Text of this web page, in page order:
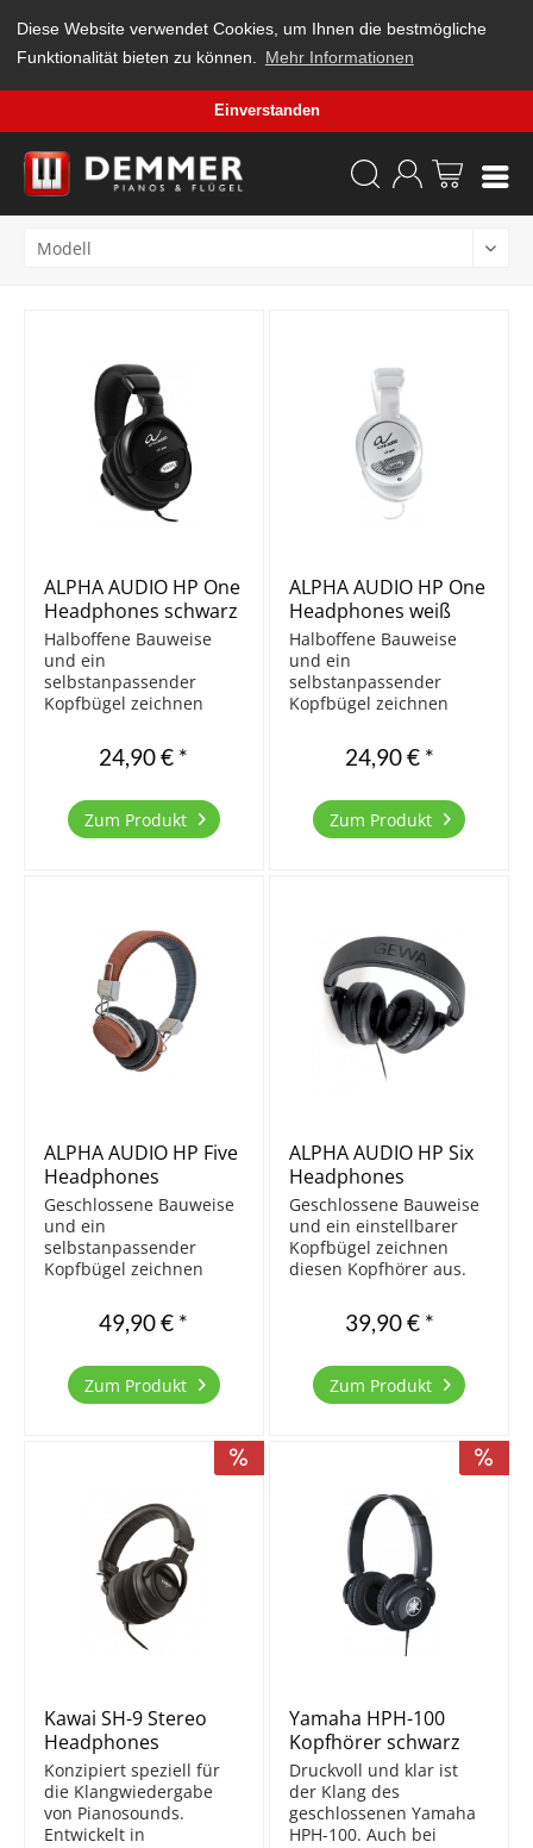
Diese Website verwendet Cookies, um Ihnen die bestmögliche
Funktionalität bieten zu können.
Mehr Informationen
Einverstanden
ALPHA AUDIO HP One
Headphones schwarz
Halboffene Bauweise
und ein
selbstanpassender
Kopfbügel zeichnen
Kopfhörer aus. Tolles
Hörerlebnis gerade für
Einstellbarer Kopfbügel
Übertragungsbereich 20
24,90 € *
Zum Produkt
ALPHA AUDIO HP One
Headphones weiß
Halboffene Bauweise
und ein
selbstanpassender
Kopfbügel zeichnen
Kopfhörer aus. Tolles
und preiswertes
Digitalpianos.
Einstellbarer Kopfbügel
24,90 € *
Zum Produkt
ALPHA AUDIO HP Five
Headphones
Geschlossene Bauweise
und ein
selbstanpassender
Kopfbügel zeichnen
Hochwertige Materialien
und eine gute
diesen Kopfhörer sehr
edel wirken. Durch das
Zubehör eignet sich...
49,90 € *
Zum Produkt
ALPHA AUDIO HP Six
Headphones
Geschlossene Bauweise
und ein einstellbarer
Kopfbügel zeichnen
diesen Kopfhörer aus.
und eine gute
Verarbeitung lassen
edel wirken. Durch das
zahlreiche mitgelieferte
39,90 € *
Zum Produkt
Kawai SH-9 Stereo
Headphones
Konzipiert speziell für
die Klangwiedergabe
von Pianosounds.
Entwickelt in
Yamaha HPH-100
Kopfhörer schwarz
Druckvoll und klar ist
der Klang des
geschlossenen Yamaha
HPH-100. Auch bei